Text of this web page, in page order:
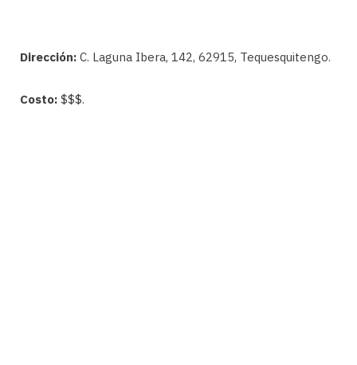
Dirección: C. Laguna Ibera, 142, 62915, Tequesquitengo.
Costo: $$$.